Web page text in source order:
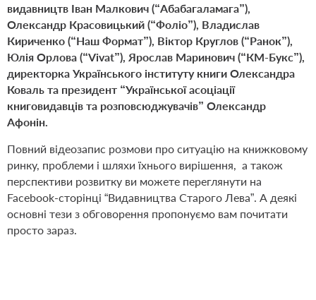
видавництв Іван Малкович (“Абабагаламага”),
Олександр Красовицький (“Фоліо”), Владислав
Кириченко (“Наш Формат”), Віктор Круглов (“Ранок”),
Юлія Орлова (“Vivat”), Ярослав Маринович (“КМ-Букс”),
директорка Українського інституту книги Олександра
Коваль та президент “Української асоціації
книговидавців та розповсюджувачів” Олександр
Афонін.
Повний відеозапис розмови про ситуацію на книжковому
ринку, проблеми і шляхи їхнього вирішення, а також
перспективи розвитку ви можете переглянути на
Facebook-сторінці “Видавництва Старого Лева”. А деякі
основні тези з обговорення пропонуємо вам почитати
просто зараз.